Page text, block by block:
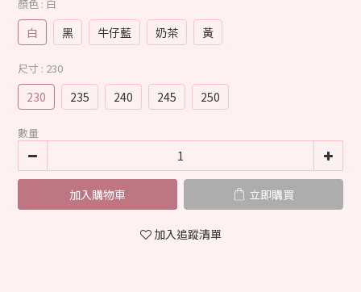
顏色 : 白
白 黑 牛仔藍 奶茶 黃
尺寸 : 230
230 235 240 245 250
數量
加入購物車 立即購買
加入追蹤清單